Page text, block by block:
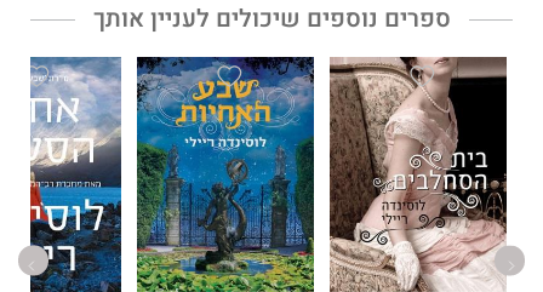
ספרים נוספים שיכולים לעניין אותך